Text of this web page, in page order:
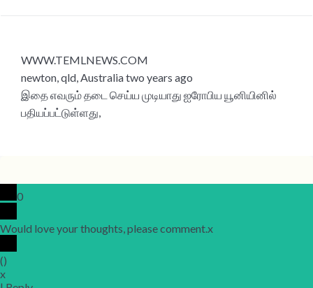
WWW.TEMLNEWS.COM
newton, qld, Australia two years ago
இதை எவரும் தடை செய்ய முடியாது ஐரோபிய யூனியினில்
பதியப்பட்டுள்ளது,
0
Would love your thoughts, please comment.x
()
x